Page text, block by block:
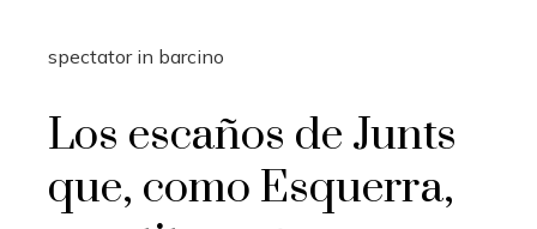
spectator in barcino
Los escaños de Junts
que, como Esquerra,